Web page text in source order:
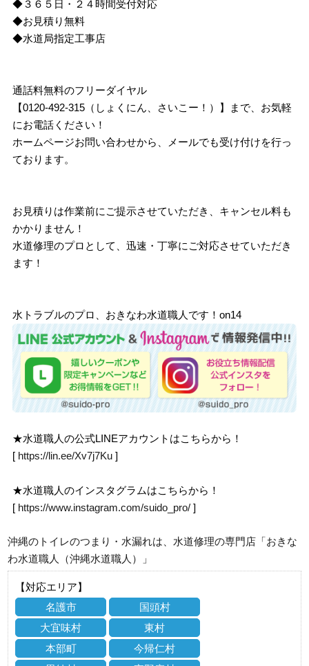
◆３６５日・２４時間受付対応
◆お見積り無料
◆水道局指定工事店
通話料無料のフリーダイヤル
【0120-492-315（しょくにん、さいこー！）】まで、お気軽
にお電話ください！
ホームページお問い合わせから、メールでも受け付けを行っ
ております。
お見積りは作業前にご提示させていただき、キャンセル料も
かかりません！
水道修理のプロとして、迅速・丁寧にご対応させていただき
ます！
水トラブルのプロ、おきなわ水道職人です！on14
★水道職人の公式LINEアカウントはこちらから！
[ https://lin.ee/Xv7j7Ku ]
★水道職人のインスタグラムはこちらから！
[ https://www.instagram.com/suido_pro/ ]
沖縄のトイレのつまり・水漏れは、水道修理の専門店「おきな
わ水道職人（沖縄水道職人）」
【対応エリア】
名護市
国頭村
大宜味村
東村
本部町
今帰仁村